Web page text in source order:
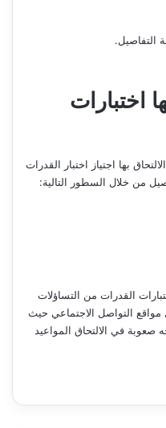
التفاصيل.
اختبارات
بها اجتياز اختبار القدرات
من خلال السطور التالية:
القدرات من التساؤلات
التواصل الاجتماعي حيث
في الالتحاق المواعيد